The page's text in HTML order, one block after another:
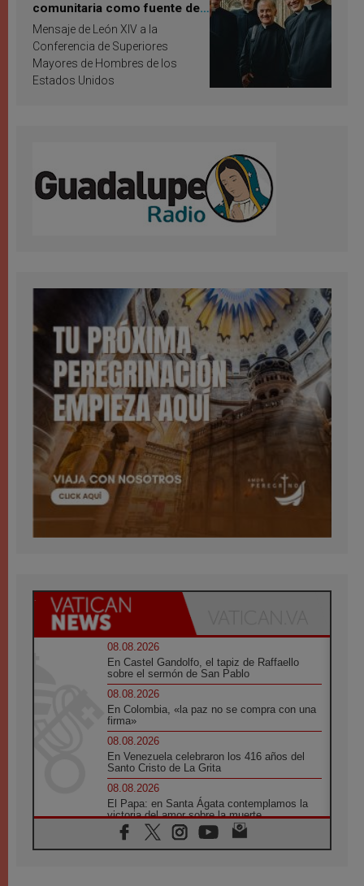
comunitaria como fuente de
inspiración y santificación
Mensaje de León XIV a la
Conferencia de Superiores
Mayores de Hombres de los
Estados Unidos
08.08.2026
En Castel Gandolfo, el tapiz de Raffaello
sobre el sermón de San Pablo
08.08.2026
En Colombia, «la paz no se compra con una
firma»
08.08.2026
En Venezuela celebraron los 416 años del
Santo Cristo de La Grita
08.08.2026
El Papa: en Santa Ágata contemplamos la
victoria del amor sobre la muerte
08.08.2026
León XIV visitará el Santuario de la Madre